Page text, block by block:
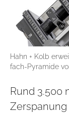
Hahn + Kolb
fach-Pyramide
Rund 3.500